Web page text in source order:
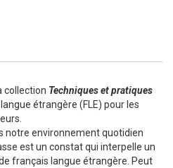
collection Techniques et pratiques
étrangère (FLE) pour les
notre environnement quotidien
est un constat qui interpelle un
français langue étrangère. Peut